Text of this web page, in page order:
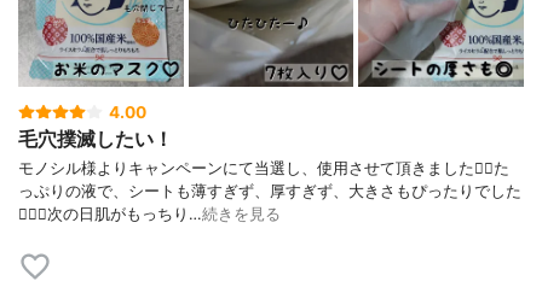
4.00
毛穴撲滅したい！
モノシル様よりキャンペーンにて当選し、使用させて頂きました🙇‍♀️た
っぷりの液で、シートも薄すぎず、厚すぎず、大きさもぴったりでした
🙆🏻‍♀️次の日肌がもっちり…続きを見る